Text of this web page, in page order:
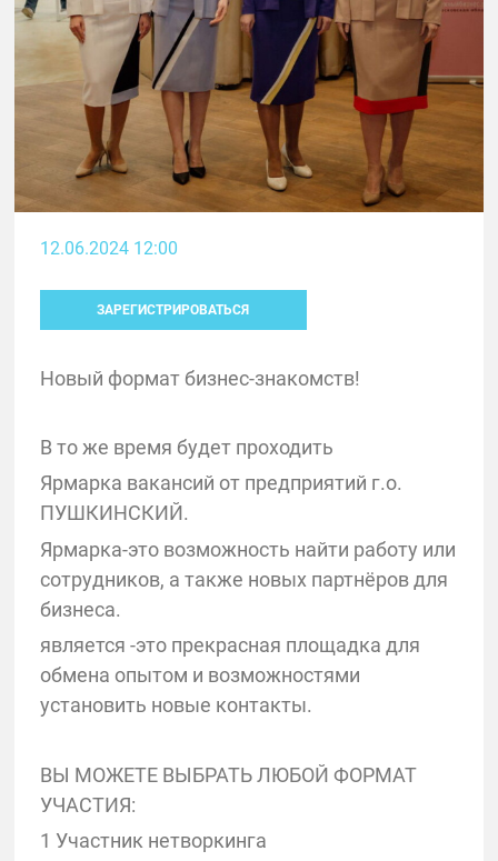
12.06.2024 12:00
ЗАРЕГИСТРИРОВАТЬСЯ
Новый формат бизнес-знакомств!
В то же время будет проходить
Ярмарка вакансий от предприятий г.о.
ПУШКИНСКИЙ.
Ярмарка-это возможность найти работу или
сотрудников, а также новых партнёров для
бизнеса.
является -это прекрасная площадка для
обмена опытом и возможностями
установить новые контакты.
ВЫ МОЖЕТЕ ВЫБРАТЬ ЛЮБОЙ ФОРМАТ
УЧАСТИЯ:
1 Участник нетворкинга